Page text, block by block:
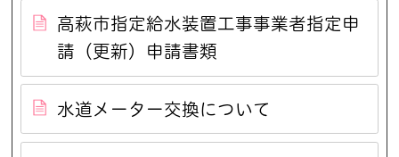
高萩市指定給水装置工事事業者指定申
請（更新）申請書類
水道メーター交換について